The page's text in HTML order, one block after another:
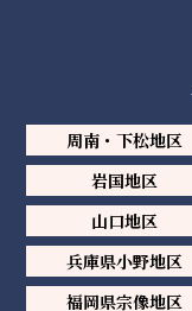
周南・下松地区
岩国地区
山口地区
兵庫県小野地区
福岡県宗像地区